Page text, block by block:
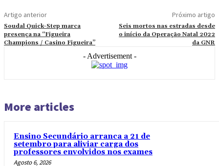
Artigo anterior
Soudal Quick-Step marca
presença na “Figueira
Champions / Casino Figueira”
Próximo artigo
Seis mortos nas estradas desde
o início da Operação Natal 2022
da GNR
- Advertisement -
More articles
Ensino Secundário arranca a 21 de
setembro para aliviar carga dos
professores envolvidos nos exames
Agosto 6, 2026